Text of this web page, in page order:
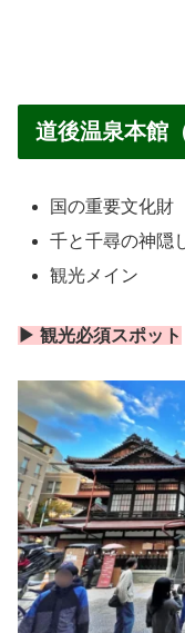
道後温泉本館
国の重要文化財
千と千尋の神隠
観光メイン
▶ 観光必須スポット